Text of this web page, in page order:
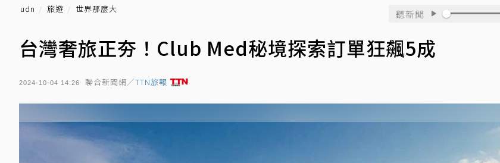
udn 旅遊 世界那麼大 聽新聞
台灣奢旅正夯！Club Med秘境探索訂單狂飆5成
2024-10-04 14:26 聯合新聞網／TTN旅報